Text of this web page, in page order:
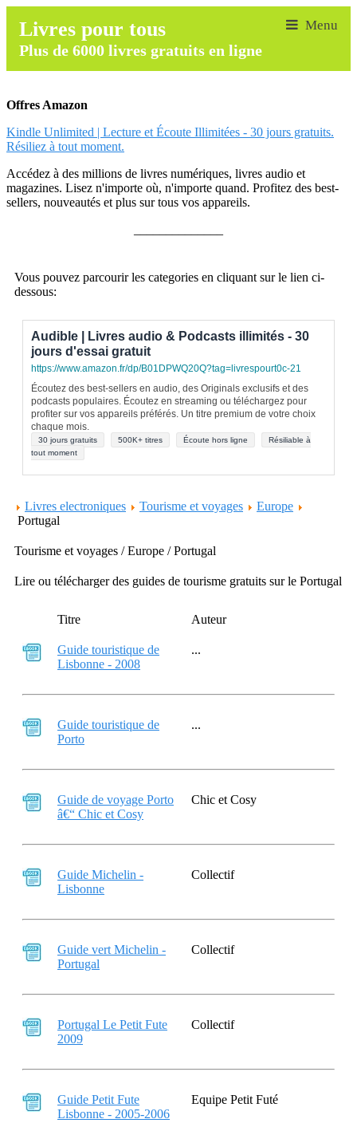
Livres pour tous
Plus de 6000 livres gratuits en ligne
Offres Amazon
Kindle Unlimited | Lecture et Écoute Illimitées - 30 jours gratuits.
Résiliez à tout moment.
Accédez à des millions de livres numériques, livres audio et
magazines. Lisez n'importe où, n'importe quand. Profitez des best-
sellers, nouveautés et plus sur tous vos appareils.
Vous pouvez parcourir les categories en cliquant sur le lien ci-
dessous:
Audible | Livres audio & Podcasts illimités - 30
jours d'essai gratuit
https://www.amazon.fr/dp/B01DPWQ20Q?tag=livrespourt0c-21
Écoutez des best-sellers en audio, des Originals exclusifs et des
podcasts populaires. Écoutez en streaming ou téléchargez pour
profiter sur vos appareils préférés. Un titre premium de votre choix
chaque mois.
30 jours gratuits 500K+ titres Écoute hors ligne
Résiliable à
tout moment
Livres electroniques Tourisme et voyages
Europe
Portugal
Tourisme et voyages / Europe / Portugal
Lire ou télécharger des guides de tourisme gratuits sur le Portugal
Titre Auteur
Guide touristique de
Lisbonne - 2008
...
Guide touristique de
Porto
...
Guide de voyage Porto
â€“ Chic et Cosy
Chic et Cosy
Guide Michelin -
Lisbonne
Collectif
Guide vert Michelin -
Portugal
Collectif
Portugal Le Petit Fute
2009
Collectif
Guide Petit Fute
Lisbonne - 2005-2006
Equipe Petit Futé